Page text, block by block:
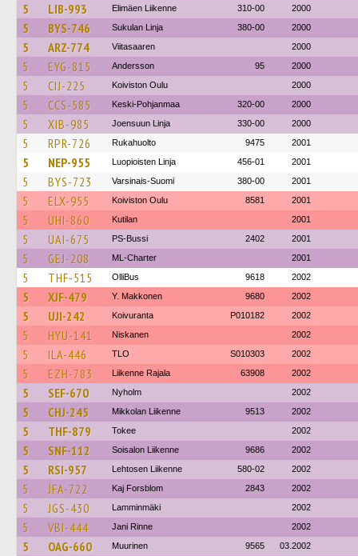
5 LIB-993 Elimäen Liikenne 310-00 2000
5 BYS-746 Sukulan Linja 380-00 2000
5 ARZ-774 Viitasaaren 2000
5 EYG-815 Andersson 95 2000
5 CIJ-225 Koiviston Oulu 2000
5 CCS-585 Keski-Pohjanmaa 320-00 2000
5 XIB-985 Joensuun Linja 330-00 2000
5 RPR-726 Rukahuolto 9475 2001
5 NEP-955 Luopioisten Linja 456-01 2001
5 BYS-723 Varsinais-Suomi 380-00 2001
5 ELX-955 Koiviston Oulu 8581 2001
5 UHI-860 Kutilan 2001
5 UAI-675 PS-Bussi 2402 2001
5 GEJ-208 ML-Charter 2001
5 THF-515 OlliBus 9618 2002
5 XJF-479 Y. Makkonen 9680 2002
5 UJI-242 Koivuranta P010182 2002
5 HYU-141 Niskanen 2002
5 ILA-446 TLO S010303 2002
5 EZH-783 Liikenne Rajala 63908 2002
5 SEF-670 Nyholm 2002
5 CHJ-245 Mikkolan Liikenne 9513 2002
5 THF-879 Tokee 2002
5 SNF-112 Soisalon Liikenne 9686 2002
5 RSI-957 Lehtosen Liikenne 580-02 2002
5 JFA-722 Kaj Forsblom 2843 2002
5 JGS-430 Lamminmäki 2002
5 VBI-444 Jani Rinne 2002
5 OAG-660 Muurinen 9565 03.2002